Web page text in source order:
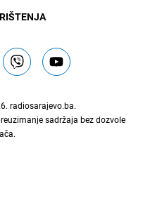
radiosarajevo.ba.
sadržaja bez dozvole